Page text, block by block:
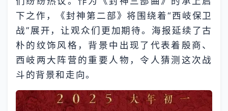
下之作，《封神第二部》将围绕着“西岐保卫
战”展开，让观众们更加期待。海报延续了古
朴的纹饰风格，背景中出现了代表着殷商、
西岐两大阵营的重要人物，令人猜测这次战
斗的背景和走向。